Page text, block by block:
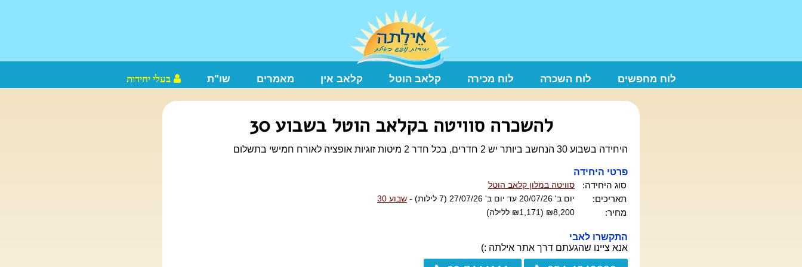
לוח מחפשים לוח השכרה לוח מכירה קלאב הוטל קלאב אין מאמרים שו"ת בעלי יחידות
להשכרה סוויטה בקלאב הוטל בשבוע 30
היחידה בשבוע 30 הנחשב ביותר יש 2 חדרים, בכל חדר 2 מיטות זוגיות אופציה לאורח חמישי בתשלום
פרטי היחידה
סוג היחידה:
סוויטה במלון קלאב הוטל
תאריכים: יום ב' 20/07/26 עד יום ב' 27/07/26 (7 לילות) - שבוע 30
מחיר: ₪8,200 (₪1,171 ללילה)
התקשרו לאבי
אנא ציינו שהגעתם דרך אתר אילתה :)